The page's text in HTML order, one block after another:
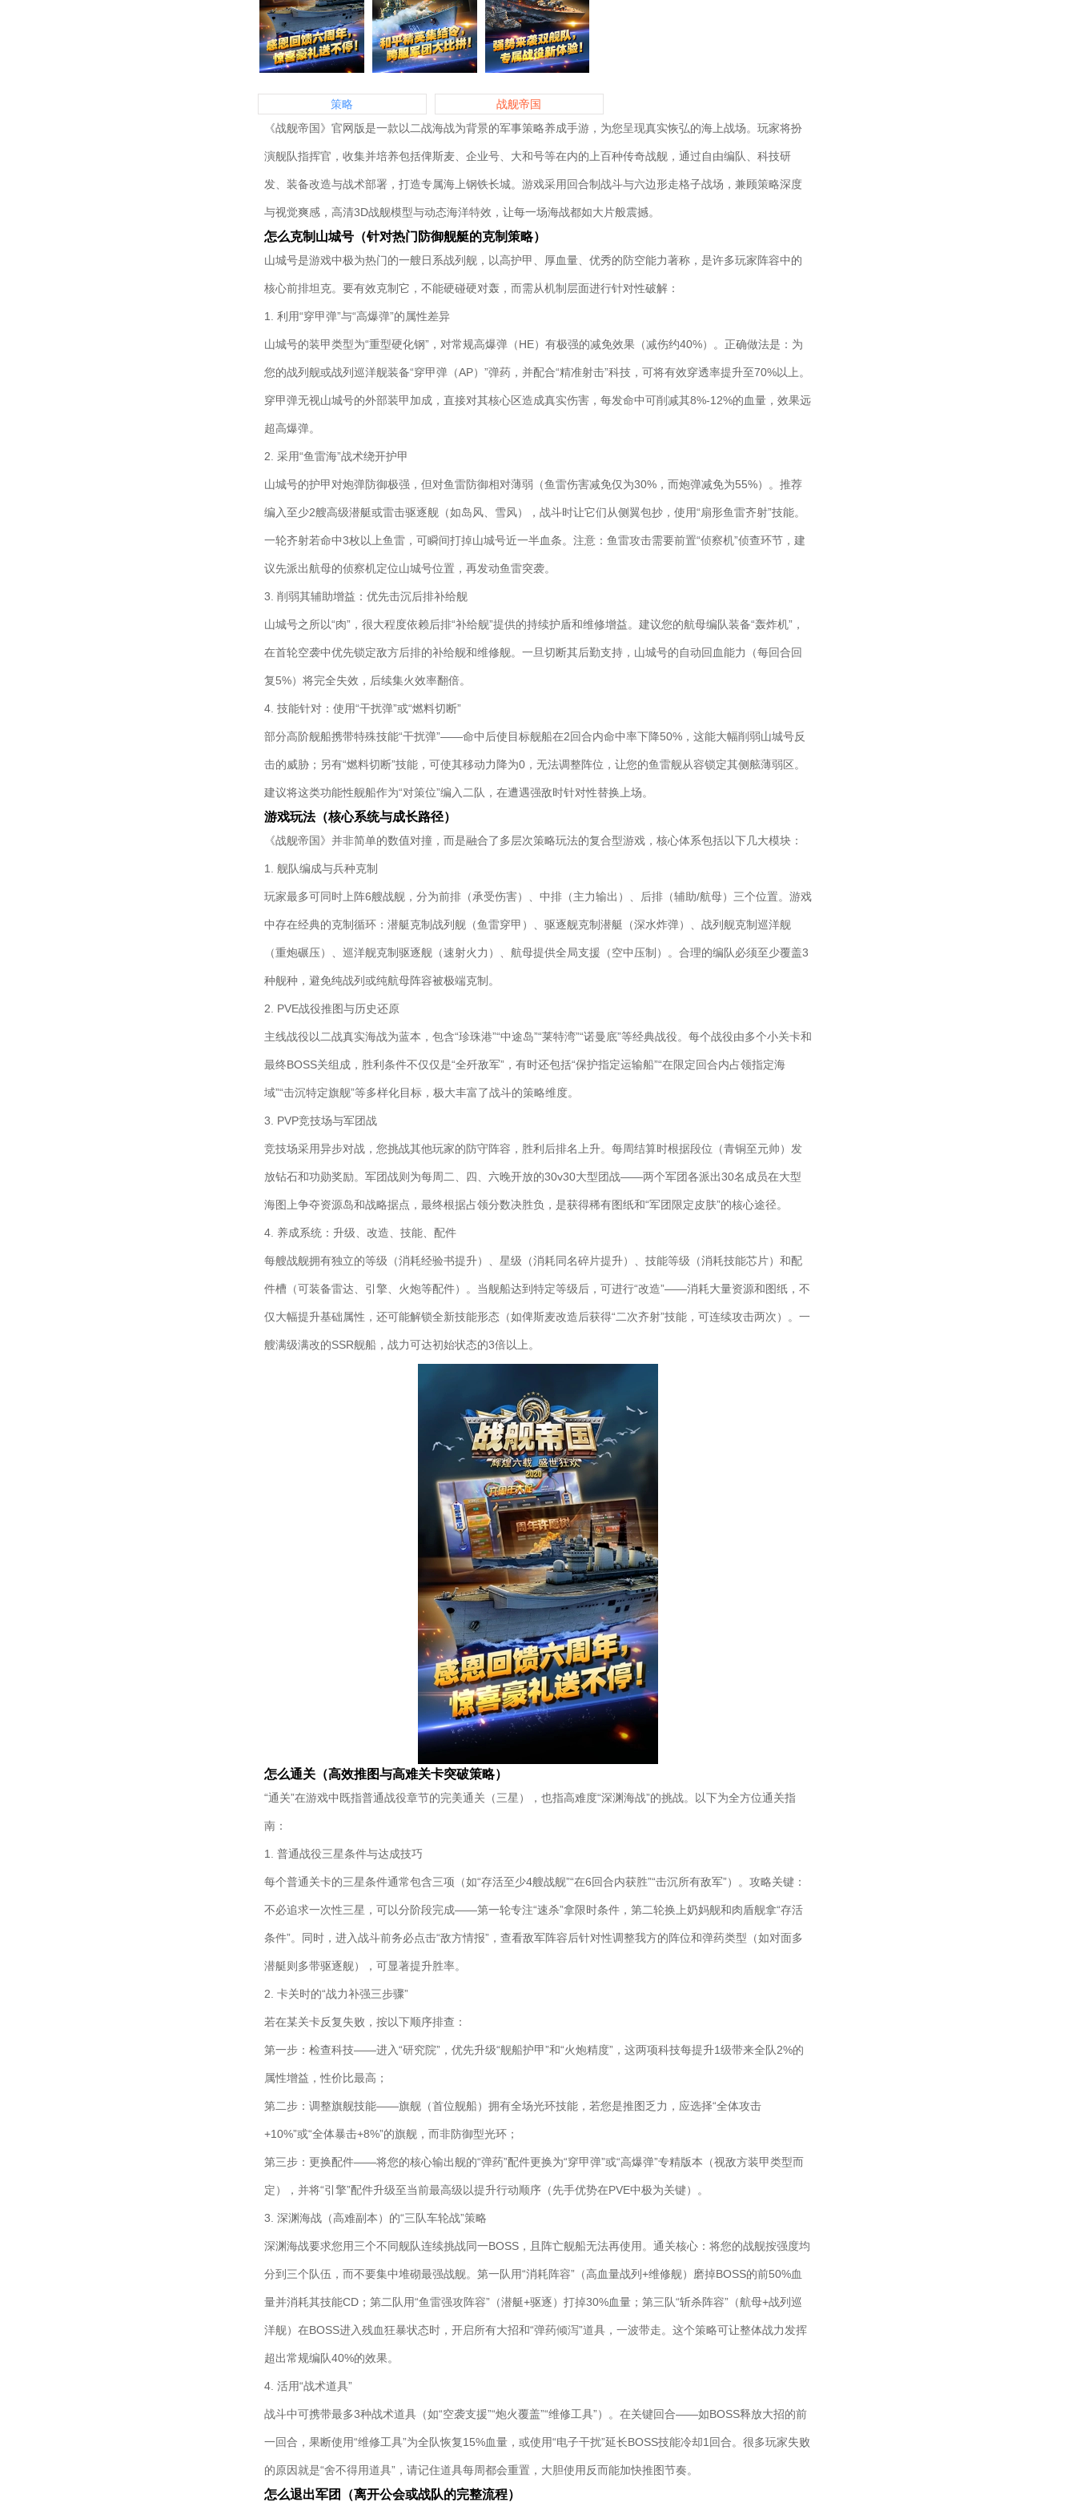
策略
战舰帝国
《战舰帝国》官网版是一款以二战海战为背景的军事策略养成手游，为您呈现真实恢弘的海上战场。玩家将扮
演舰队指挥官，收集并培养包括俾斯麦、企业号、大和号等在内的上百种传奇战舰，通过自由编队、科技研
发、装备改造与战术部署，打造专属海上钢铁长城。游戏采用回合制战斗与六边形走格子战场，兼顾策略深度
与视觉爽感，高清3D战舰模型与动态海洋特效，让每一场海战都如大片般震撼。
怎么克制山城号（针对热门防御舰艇的克制策略）
山城号是游戏中极为热门的一艘日系战列舰，以高护甲、厚血量、优秀的防空能力著称，是许多玩家阵容中的
核心前排坦克。要有效克制它，不能硬碰硬对轰，而需从机制层面进行针对性破解：
1. 利用“穿甲弹”与“高爆弹”的属性差异
山城号的装甲类型为“重型硬化钢”，对常规高爆弹（HE）有极强的减免效果（减伤约40%）。正确做法是：为
您的战列舰或战列巡洋舰装备“穿甲弹（AP）”弹药，并配合“精准射击”科技，可将有效穿透率提升至70%以上。
穿甲弹无视山城号的外部装甲加成，直接对其核心区造成真实伤害，每发命中可削减其8%-12%的血量，效果远
超高爆弹。
2. 采用“鱼雷海”战术绕开护甲
山城号的护甲对炮弹防御极强，但对鱼雷防御相对薄弱（鱼雷伤害减免仅为30%，而炮弹减免为55%）。推荐
编入至少2艘高级潜艇或雷击驱逐舰（如岛风、雪风），战斗时让它们从侧翼包抄，使用“扇形鱼雷齐射”技能。
一轮齐射若命中3枚以上鱼雷，可瞬间打掉山城号近一半血条。注意：鱼雷攻击需要前置“侦察机”侦查环节，建
议先派出航母的侦察机定位山城号位置，再发动鱼雷突袭。
3. 削弱其辅助增益：优先击沉后排补给舰
山城号之所以“肉”，很大程度依赖后排“补给舰”提供的持续护盾和维修增益。建议您的航母编队装备“轰炸机”，
在首轮空袭中优先锁定敌方后排的补给舰和维修舰。一旦切断其后勤支持，山城号的自动回血能力（每回合回
复5%）将完全失效，后续集火效率翻倍。
4. 技能针对：使用“干扰弹”或“燃料切断”
部分高阶舰船携带特殊技能“干扰弹”——命中后使目标舰船在2回合内命中率下降50%，这能大幅削弱山城号反
击的威胁；另有“燃料切断”技能，可使其移动力降为0，无法调整阵位，让您的鱼雷舰从容锁定其侧舷薄弱区。
建议将这类功能性舰船作为“对策位”编入二队，在遭遇强敌时针对性替换上场。
游戏玩法（核心系统与成长路径）
《战舰帝国》并非简单的数值对撞，而是融合了多层次策略玩法的复合型游戏，核心体系包括以下几大模块：
1. 舰队编成与兵种克制
玩家最多可同时上阵6艘战舰，分为前排（承受伤害）、中排（主力输出）、后排（辅助/航母）三个位置。游戏
中存在经典的克制循环：潜艇克制战列舰（鱼雷穿甲）、驱逐舰克制潜艇（深水炸弹）、战列舰克制巡洋舰
（重炮碾压）、巡洋舰克制驱逐舰（速射火力）、航母提供全局支援（空中压制）。合理的编队必须至少覆盖3
种舰种，避免纯战列或纯航母阵容被极端克制。
2. PVE战役推图与历史还原
主线战役以二战真实海战为蓝本，包含“珍珠港”“中途岛”“莱特湾”“诺曼底”等经典战役。每个战役由多个小关卡和
最终BOSS关组成，胜利条件不仅仅是“全歼敌军”，有时还包括“保护指定运输船”“在限定回合内占领指定海
域”“击沉特定旗舰”等多样化目标，极大丰富了战斗的策略维度。
3. PVP竞技场与军团战
竞技场采用异步对战，您挑战其他玩家的防守阵容，胜利后排名上升。每周结算时根据段位（青铜至元帅）发
放钻石和功勋奖励。军团战则为每周二、四、六晚开放的30v30大型团战——两个军团各派出30名成员在大型
海图上争夺资源岛和战略据点，最终根据占领分数决胜负，是获得稀有图纸和“军团限定皮肤”的核心途径。
4. 养成系统：升级、改造、技能、配件
每艘战舰拥有独立的等级（消耗经验书提升）、星级（消耗同名碎片提升）、技能等级（消耗技能芯片）和配
件槽（可装备雷达、引擎、火炮等配件）。当舰船达到特定等级后，可进行“改造”——消耗大量资源和图纸，不
仅大幅提升基础属性，还可能解锁全新技能形态（如俾斯麦改造后获得“二次齐射”技能，可连续攻击两次）。一
艘满级满改的SSR舰船，战力可达初始状态的3倍以上。
怎么通关（高效推图与高难关卡突破策略）
“通关”在游戏中既指普通战役章节的完美通关（三星），也指高难度“深渊海战”的挑战。以下为全方位通关指
南：
1. 普通战役三星条件与达成技巧
每个普通关卡的三星条件通常包含三项（如“存活至少4艘战舰”“在6回合内获胜”“击沉所有敌军”）。攻略关键：
不必追求一次性三星，可以分阶段完成——第一轮专注“速杀”拿限时条件，第二轮换上奶妈舰和肉盾舰拿“存活
条件”。同时，进入战斗前务必点击“敌方情报”，查看敌军阵容后针对性调整我方的阵位和弹药类型（如对面多
潜艇则多带驱逐舰），可显著提升胜率。
2. 卡关时的“战力补强三步骤”
若在某关卡反复失败，按以下顺序排查：
第一步：检查科技——进入“研究院”，优先升级“舰船护甲”和“火炮精度”，这两项科技每提升1级带来全队2%的
属性增益，性价比最高；
第二步：调整旗舰技能——旗舰（首位舰船）拥有全场光环技能，若您是推图乏力，应选择“全体攻击
+10%”或“全体暴击+8%”的旗舰，而非防御型光环；
第三步：更换配件——将您的核心输出舰的“弹药”配件更换为“穿甲弹”或“高爆弹”专精版本（视敌方装甲类型而
定），并将“引擎”配件升级至当前最高级以提升行动顺序（先手优势在PVE中极为关键）。
3. 深渊海战（高难副本）的“三队车轮战”策略
深渊海战要求您用三个不同舰队连续挑战同一BOSS，且阵亡舰船无法再使用。通关核心：将您的战舰按强度均
分到三个队伍，而不要集中堆砌最强战舰。第一队用“消耗阵容”（高血量战列+维修舰）磨掉BOSS的前50%血
量并消耗其技能CD；第二队用“鱼雷强攻阵容”（潜艇+驱逐）打掉30%血量；第三队“斩杀阵容”（航母+战列巡
洋舰）在BOSS进入残血狂暴状态时，开启所有大招和“弹药倾泻”道具，一波带走。这个策略可让整体战力发挥
超出常规编队40%的效果。
4. 活用“战术道具”
战斗中可携带最多3种战术道具（如“空袭支援”“炮火覆盖”“维修工具”）。在关键回合——如BOSS释放大招的前
一回合，果断使用“维修工具”为全队恢复15%血量，或使用“电子干扰”延长BOSS技能冷却1回合。很多玩家失败
的原因就是“舍不得用道具”，请记住道具每周都会重置，大胆使用反而能加快推图节奏。
怎么退出军团（离开公会或战队的完整流程）